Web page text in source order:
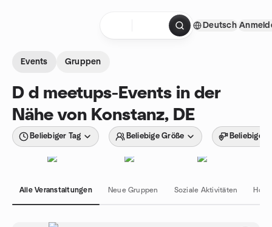
Deutsch
Events Gruppen
D d meetups-Events in der
Nähe von Konstanz, DE
Beliebiger Tag Beliebige Größe Beliebiger
Alle Veranstaltungen Neue Gruppen Soziale Aktivitäten